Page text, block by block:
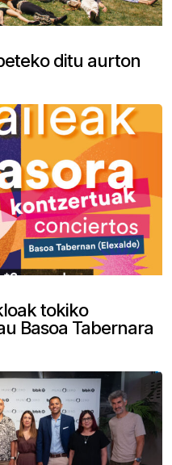
ditu aurton
tokiko
Basoa Tabernara